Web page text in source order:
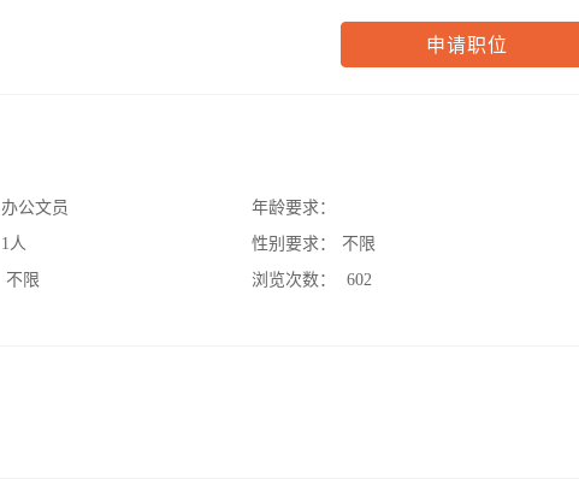
申请职位
办公文员
1人
不限
年龄要求：
性别要求：
不限
浏览次数：
602